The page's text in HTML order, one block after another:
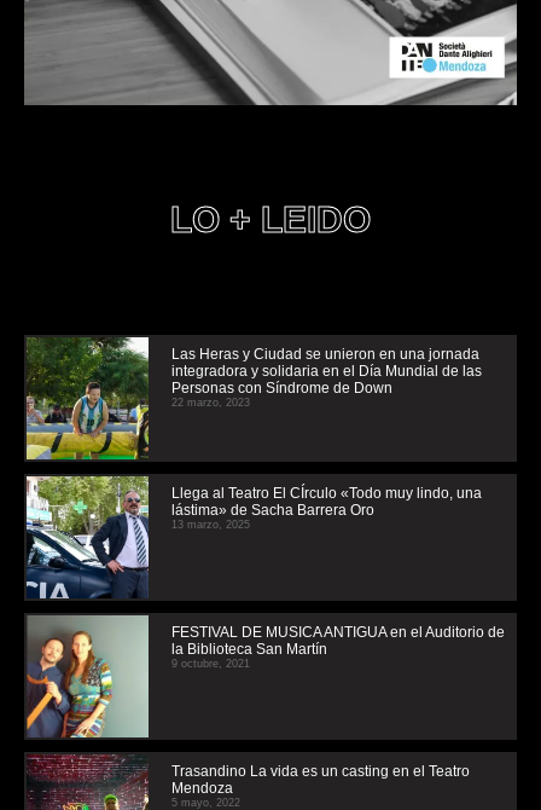
LO + LEIDO
Las Heras y Ciudad se unieron en una jornada
integradora y solidaria en el Día Mundial de las
Personas con Síndrome de Down
22 marzo, 2023
Llega al Teatro El CÍrculo «Todo muy lindo, una
lástima» de Sacha Barrera Oro
13 marzo, 2025
FESTIVAL DE MUSICA ANTIGUA en el Auditorio de
la Biblioteca San Martín
9 octubre, 2021
Trasandino La vida es un casting en el Teatro
Mendoza
5 mayo, 2022